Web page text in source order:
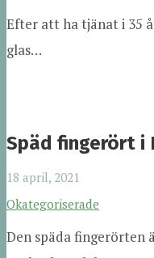
Efter att ha tjänat i 35
glas…
Späd fingerört i
18 april, 2021
Okategoriserade
Den späda fingerörten